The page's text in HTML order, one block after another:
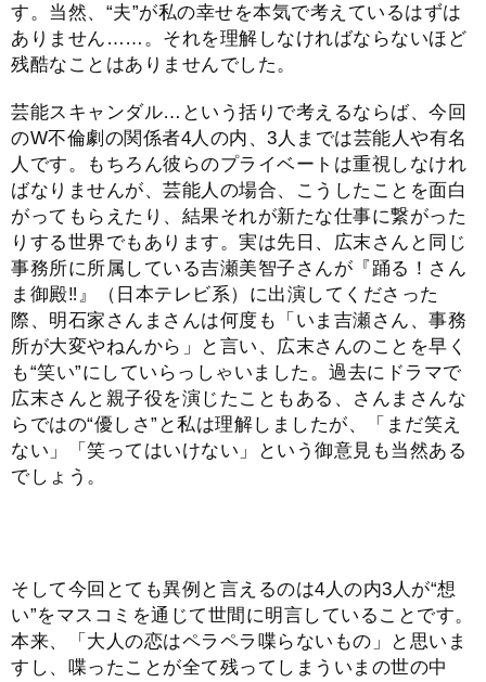
す。当然、“夫”が私の幸せを本気で考えているはずは
ありません……。それを理解しなければならないほど
残酷なことはありませんでした。
芸能スキャンダル…という括りで考えるならば、今回
のW不倫劇の関係者4人の内、3人までは芸能人や有名
人です。もちろん彼らのプライベートは重視しなけれ
ばなりませんが、芸能人の場合、こうしたことを面白
がってもらえたり、結果それが新たな仕事に繋がった
りする世界でもあります。実は先日、広末さんと同じ
事務所に所属している吉瀬美智子さんが『踊る！さん
ま御殿‼』（日本テレビ系）に出演してくださった
際、明石家さんまさんは何度も「いま吉瀬さん、事務
所が大変やねんから」と言い、広末さんのことを早く
も“笑い”にしていらっしゃいました。過去にドラマで
広末さんと親子役を演じたこともある、さんまさんな
らではの“優しさ”と私は理解しましたが、「まだ笑え
ない」「笑ってはいけない」という御意見も当然ある
でしょう。
そして今回とても異例と言えるのは4人の内3人が“想
い”をマスコミを通じて世間に明言していることです。
本来、「大人の恋はペラペラ喋らないもの」と思いま
すし、喋ったことが全て残ってしまういまの世の中